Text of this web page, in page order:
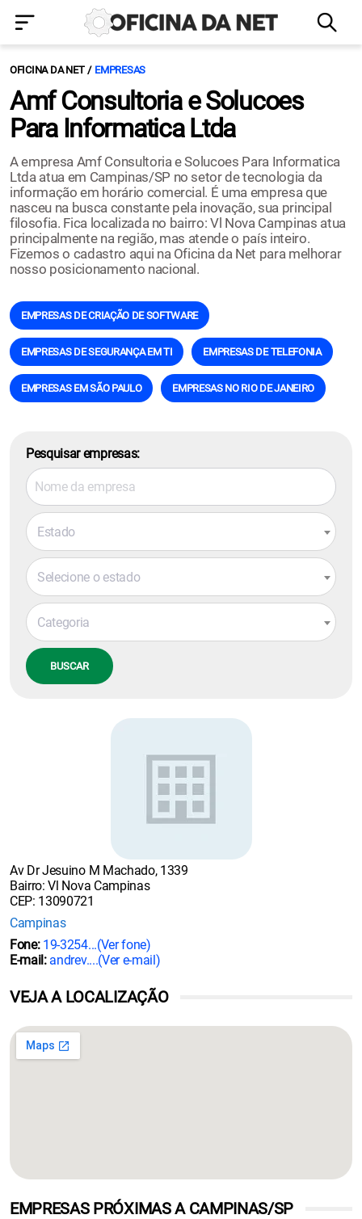
OFICINA DA NET EMPRESAS
Amf Consultoria e Solucoes
Para Informatica Ltda
A empresa Amf Consultoria e Solucoes Para Informatica
Ltda atua em Campinas/SP no setor de tecnologia da
informação em horário comercial. É uma empresa que
nasceu na busca constante pela inovação, sua principal
filosofia. Fica localizada no bairro: Vl Nova Campinas atua
principalmente na região, mas atende o país inteiro.
Fizemos o cadastro aqui na Oficina da Net para melhorar
nosso posicionamento nacional.
EMPRESAS DE CRIAÇÃO DE SOFTWARE
EMPRESAS DE SEGURANÇA EM TI EMPRESAS DE TELEFONIA
EMPRESAS EM SÃO PAULO EMPRESAS NO RIO DE JANEIRO
Pesquisar empresas:
Estado
Selecione o estado
Categoria
BUSCAR
Av Dr Jesuino M Machado, 1339
Bairro: Vl Nova Campinas
CEP: 13090721
Campinas
Fone: 19-3254...(Ver fone)
E-mail: andrev....(Ver e-mail)
VEJA A LOCALIZAÇÃO
EMPRESAS PRÓXIMAS A CAMPINAS/SP